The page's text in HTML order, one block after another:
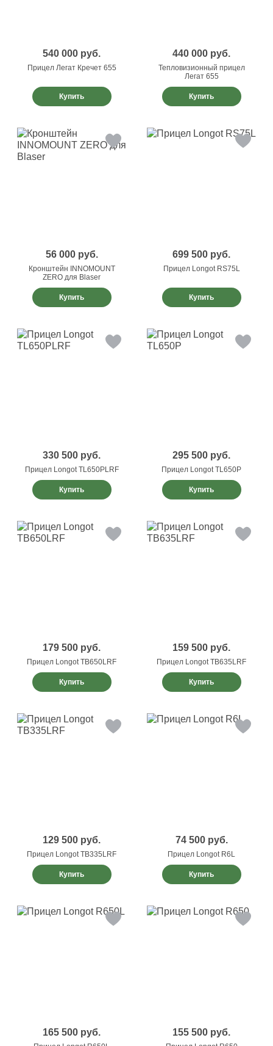
540 000 руб.
Прицел Легат Кречет 655
Купить
440 000 руб.
Тепловизионный прицел
Легат 655
Купить
56 000 руб.
Кронштейн INNOMOUNT
ZERO для Blaser
Купить
699 500 руб.
Прицел Longot RS75L
Купить
330 500 руб.
Прицел Longot TL650PLRF
Купить
295 500 руб.
Прицел Longot TL650P
Купить
179 500 руб.
Прицел Longot TB650LRF
Купить
159 500 руб.
Прицел Longot TB635LRF
Купить
129 500 руб.
Прицел Longot TB335LRF
Купить
74 500 руб.
Прицел Longot R6L
Купить
165 500 руб. 155 500 руб.